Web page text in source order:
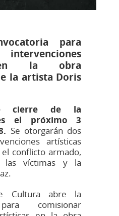
para
en la obra
la artista Doris
cierre de la
el próximo 3
Se otorgarán dos
artísticas
conflicto armado,
las víctimas y la
Cultura abre la
comisionar